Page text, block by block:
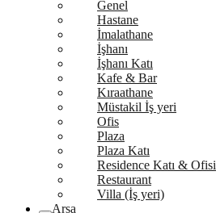
Genel
Hastane
İmalathane
İşhanı
İşhanı Katı
Kafe & Bar
Kıraathane
Müstakil İş yeri
Ofis
Plaza
Plaza Katı
Residence Katı & Ofisi
Restaurant
Villa (İş yeri)
Arsa